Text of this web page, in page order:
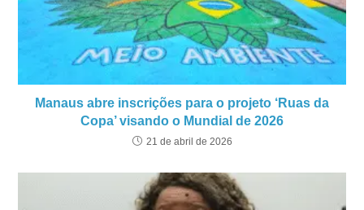
Manaus abre inscrições para o projeto ‘Ruas da
Copa’ visando o Mundial de 2026
21 de abril de 2026